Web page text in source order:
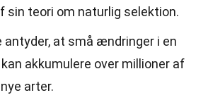
sin teori om naturlig selektion.
antyder, at små ændringer i en
akkumulere over millioner af
arter.